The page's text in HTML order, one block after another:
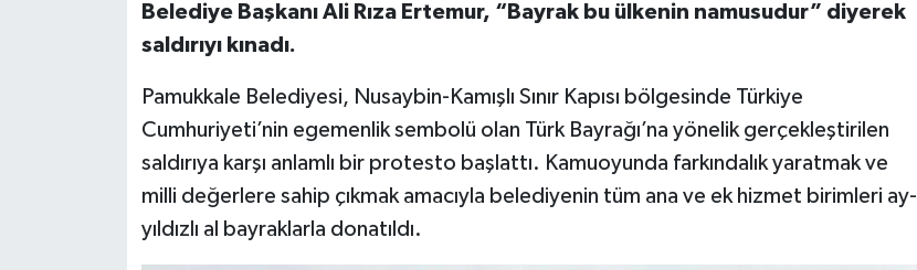
Belediye Başkanı Ali Rıza Ertemur, “Bayrak bu ülkenin namusudur” diyerek
saldırıyı kınadı.
Pamukkale Belediyesi, Nusaybin-Kamışlı Sınır Kapısı bölgesinde Türkiye
Cumhuriyeti’nin egemenlik sembolü olan Türk Bayrağı’na yönelik gerçekleştirilen
saldırıya karşı anlamlı bir protesto başlattı. Kamuoyunda farkındalık yaratmak ve
milli değerlere sahip çıkmak amacıyla belediyenin tüm ana ve ek hizmet birimleri ay-
yıldızlı al bayraklarla donatıldı.